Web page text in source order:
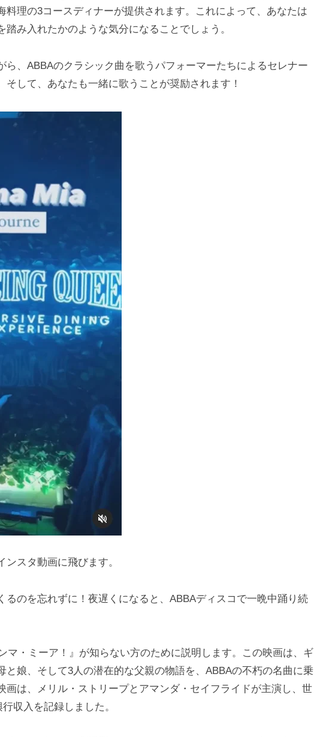
料理の3コースディナーが提供されます。これによって、あなたは
踏み入れたかのような気分になることでしょう。
ら、ABBAのクラシック曲を歌うパフォーマーたちによるセレナー
そして、あなたも一緒に歌うことが奨励されます！
ンスタ動画に飛びます。
るのを忘れずに！夜遅くになると、ABBAディスコで一晩中踊り続
マ・ミーア！』が知らない方のために説明します。この映画は、ギ
と娘、そして3人の潜在的な父親の物語を、ABBAの不朽の名曲に乗
画は、メリル・ストリープとアマンダ・セイフライドが主演し、世
収入を記録しました。